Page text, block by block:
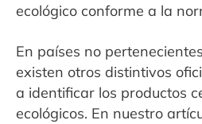
ecológico conforme a la
En países no
existen otros distintivos
a identificar los productos
ecológicos. En nuestro